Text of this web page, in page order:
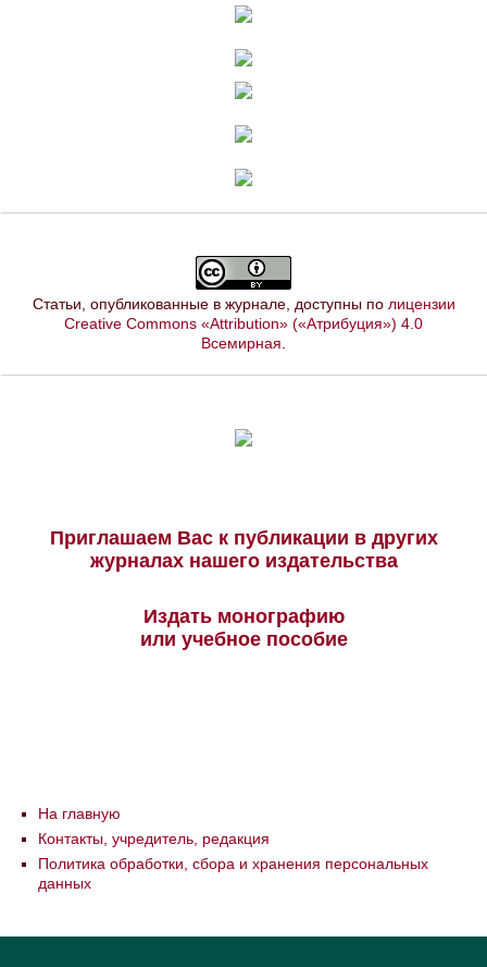
Статьи, опубликованные в журнале, доступны по лицензии
Creative Commons «Attribution» («Атрибуция») 4.0
Всемирная
Приглашаем Вас к публикации в других
журналах нашего издательства
Издать монографию
или учебное пособие
На главную
Контакты, учредитель, редакция
Политика обработки, сбора и хранения персональных
данных